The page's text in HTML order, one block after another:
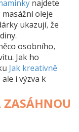
najdete
oleje
ukazují, že
osobního,
. Jak ho
Jak kreativně
i výzva k
ZASÁHNOU